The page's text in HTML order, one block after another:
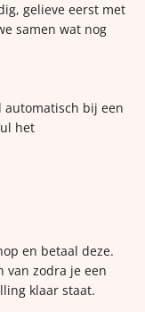
gelieve eerst met
samen wat nog
automatisch bij een
het
en betaal deze.
van zodra je een
klaar staat.